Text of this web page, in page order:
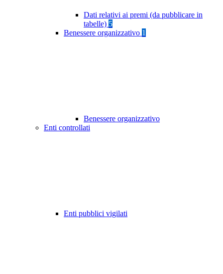
Dati relativi ai premi (da pubblicare in
tabelle) 5
Benessere organizzativo 1
Benessere organizzativo
Enti controllati
Enti pubblici vigilati